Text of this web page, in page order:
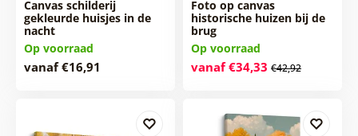
Canvas schilderij
gekleurde huisjes in de
nacht
Op voorraad
vanaf €16,91
Foto op canvas
historische huizen bij de
brug
Op voorraad
vanaf €34,33 €42,92